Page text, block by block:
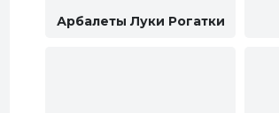
Арбалеты Луки Рогатки